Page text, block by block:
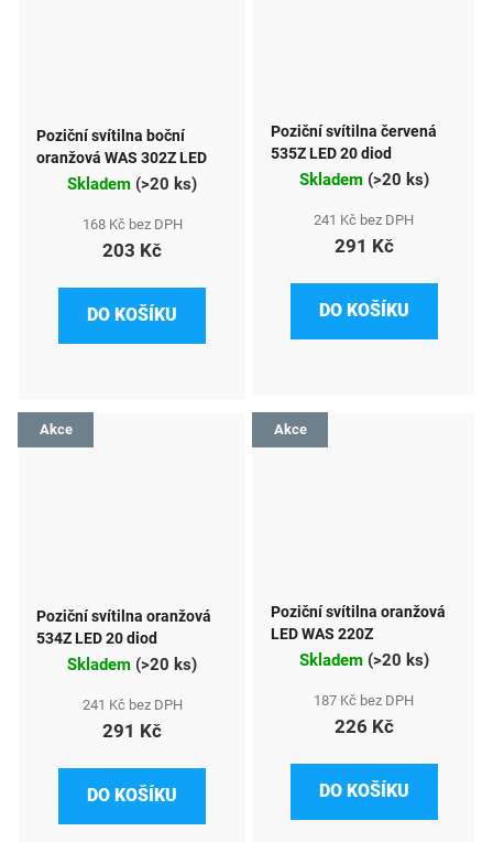
Poziční svítilna boční
oranžová WAS 302Z LED
Skladem (>20 ks)
168 Kč bez DPH
203 Kč
DO KOŠÍKU
Poziční svítilna červená
535Z LED 20 diod
Skladem (>20 ks)
241 Kč bez DPH
291 Kč
DO KOŠÍKU
Akce
Poziční svítilna oranžová
534Z LED 20 diod
Skladem (>20 ks)
241 Kč bez DPH
291 Kč
DO KOŠÍKU
Akce
Poziční svítilna oranžová
LED WAS 220Z
Skladem (>20 ks)
187 Kč bez DPH
226 Kč
DO KOŠÍKU